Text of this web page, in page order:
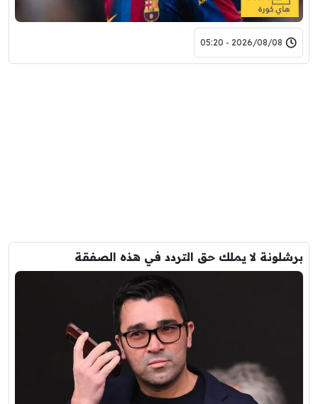
2026/08/08 - 05:20
برشلونة لا يملك حق التردد في هذه الصفقة